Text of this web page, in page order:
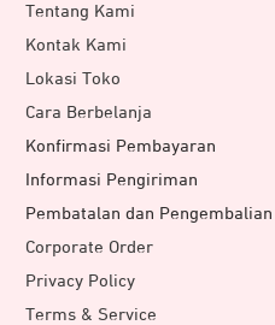
Tentang Kami
Kontak Kami
Lokasi Toko
Cara Berbelanja
Konfirmasi Pembayaran
Informasi Pengiriman
Pembatalan dan Pengembalian
Corporate Order
Privacy Policy
Terms & Service